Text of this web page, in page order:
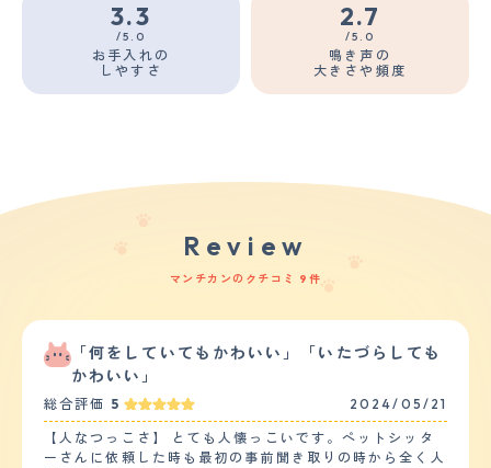
3.3
/5.0
お手入れの
しやすさ
2.7
/5.0
鳴き声の
大きさや頻度
Review
マンチカンのクチコミ 9件
「何をしていてもかわいい」「いたづらしても
かわいい」
総合評価 5 2024/05/21
【人なつっこさ】 とても人懐っこいです。ペットシッタ
ーさんに依頼した時も最初の事前聞き取りの時から全く人